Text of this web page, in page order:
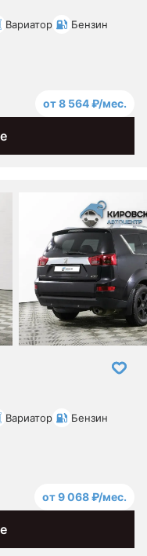
Вариатор Бензин
от 8 564 ₽/мес.
Вариатор Бензин
от 9 068 ₽/мес.